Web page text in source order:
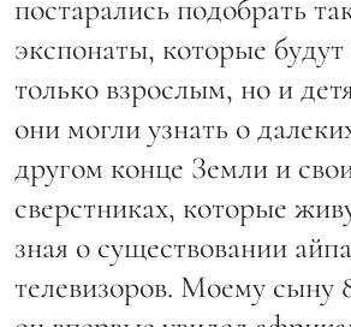
постарались подобрать
экспонаты, которые
только взрослым, но и
они могли узнать о
другом конце Земли и
сверстниках, которые
зная о существовании
телевизоров. Моему сыну